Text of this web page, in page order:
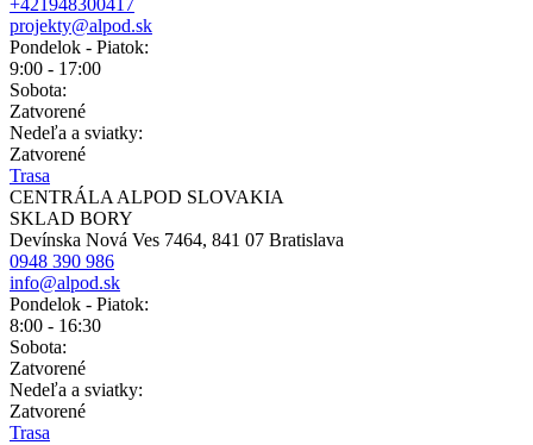
+421948300417
projekty@alpod.sk
Pondelok - Piatok:
9:00 - 17:00
Sobota:
Zatvorené
Nedeľa a sviatky:
Zatvorené
Trasa
CENTRÁLA ALPOD SLOVAKIA
SKLAD BORY
Devínska Nová Ves 7464, 841 07 Bratislava
0948 390 986
info@alpod.sk
Pondelok - Piatok:
8:00 - 16:30
Sobota:
Zatvorené
Nedeľa a sviatky:
Zatvorené
Trasa